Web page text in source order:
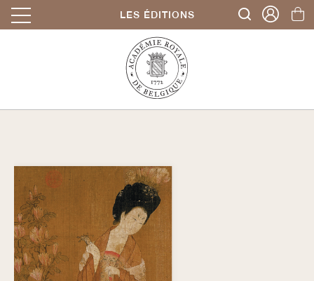
LES ÉDITIONS